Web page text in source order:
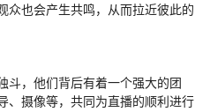
众也会产生共鸣，从而拉近彼此的
斗，他们背后有着一个强大的团
、摄像等，共同为直播的顺利进行